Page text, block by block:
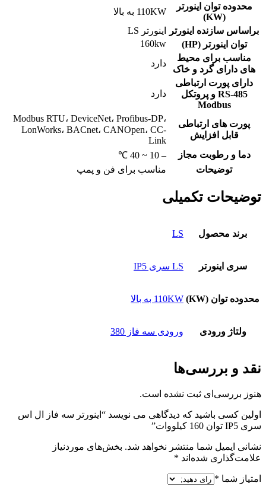
محدوده توان اینورتر
(KW)
110KW به بالا
براساس سازنده اینورتر
اینورتر LS
توان اینورتر (HP)
160kw
مناسب برای محیط
های دارای گرد و خاک
دارد
دارای پورت ارتباطی
RS-485 و پروتکل
Modbus
دارد
پورت های ارتباطی
قابل افزایش
Modbus RTU، DeviceNet، Profibus-DP،
LonWorks، BACnet، CANOpen، CC-
Link
دما و رطوبت مجاز
– 10 ~ 40 ℃
توضیحات
مناسب برای فن و پمپ
توضیحات تکمیلی
برند محصول LS
سری اینورتر LS سری IP5
محدوده توان (KW) 110KW به بالا
ولتاژ ورودی ورودی سه فاز 380
نقد و بررسی‌ها
هنوز بررسی‌ای ثبت نشده است.
اولین کسی باشید که دیدگاهی می نویسد “اینورتر سه فاز ال اس
سری IP5 توان 160 کیلووات”
نشانی ایمیل شما منتشر نخواهد شد. بخش‌های موردنیاز
علامت‌گذاری شده‌اند *
امتیاز شما *